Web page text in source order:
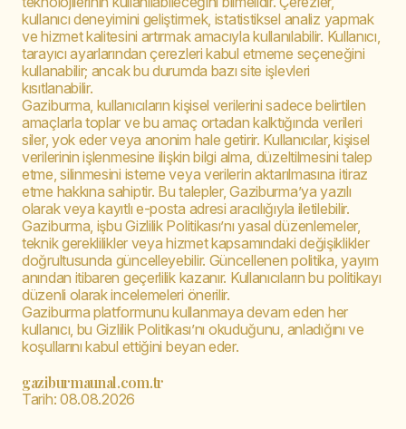
kullanıcı deneyimini geliştirmek, istatistiksel analiz yapmak
ve hizmet kalitesini artırmak amacıyla kullanılabilir. Kullanıcı,
tarayıcı ayarlarından çerezleri kabul etmeme seçeneğini
kullanabilir; ancak bu durumda bazı site işlevleri
kısıtlanabilir.
Gaziburma, kullanıcıların kişisel verilerini sadece belirtilen
amaçlarla toplar ve bu amaç ortadan kalktığında verileri
siler, yok eder veya anonim hale getirir. Kullanıcılar, kişisel
verilerinin işlenmesine ilişkin bilgi alma, düzeltilmesini talep
etme, silinmesini isteme veya verilerin aktarılmasına itiraz
etme hakkına sahiptir. Bu talepler, Gaziburma’ya yazılı
olarak veya kayıtlı e-posta adresi aracılığıyla iletilebilir.
Gaziburma, işbu Gizlilik Politikası’nı yasal düzenlemeler,
teknik gereklilikler veya hizmet kapsamındaki değişiklikler
doğrultusunda güncelleyebilir. Güncellenen politika, yayım
anından itibaren geçerlilik kazanır. Kullanıcıların bu politikayı
düzenli olarak incelemeleri önerilir.
Gaziburma platformunu kullanmaya devam eden her
kullanıcı, bu Gizlilik Politikası’nı okuduğunu, anladığını ve
koşullarını kabul ettiğini beyan eder.
gaziburmaunal.com.tr
Tarih: 08.08.2026